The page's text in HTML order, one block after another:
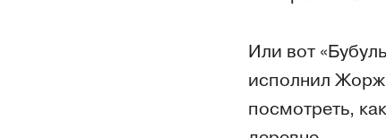
Или вот
исполнил Жорж
посмотреть,